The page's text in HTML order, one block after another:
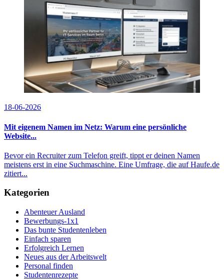
18-06-2026
Mit eigenem Namen im Netz: Warum eine persönliche
Website...
Bevor ein Recruiter zum Telefon greift, tippt er deinen Namen
meistens erst in eine Suchmaschine. Eine Umfrage, die auf Haufe.de
zitiert...
Kategorien
Abenteuer Ausland
Bewerbungs-1x1
Das bunte Studentenleben
Einfach sparen
Erfolgreich Lernen
Neues aus der Arbeitswelt
Personal finden
Studentenrezepte